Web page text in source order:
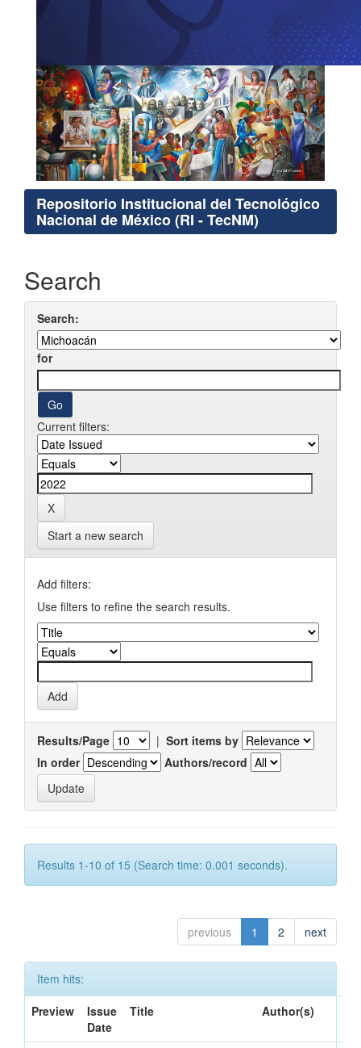
Repositorio Institucional del Tecnológico
Nacional de México (RI - TecNM)
Search
Search:
for
Current filters:
Start a new search
Add filters:
Use filters to refine the search results.
Results/Page | Sort items by
In order
Authors/record
Results 1-10 of 15 (Search time: 0.001 seconds).
previous 1 2 next
Item hits:
Preview
Issue
Date
Title Author(s)